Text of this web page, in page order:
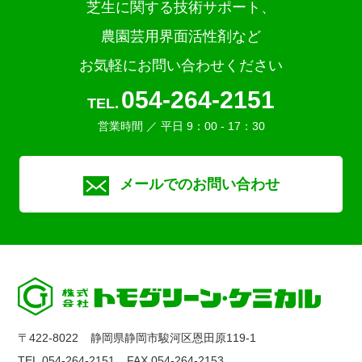
芝生に関する技術サポート、
農園芸用界面活性剤など
お気軽にお問い合わせください
TEL. 054-264-2151
営業時間 ／ 平日 9：00 - 17：30
メールでのお問い合わせ
〒422-8022
静岡県静岡市駿河区恩田原119-1